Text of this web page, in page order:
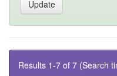
Results 1-7 of 7 (Search